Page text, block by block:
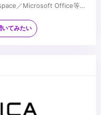
／Microsoft Office等）
析の経験
方
いてみたい